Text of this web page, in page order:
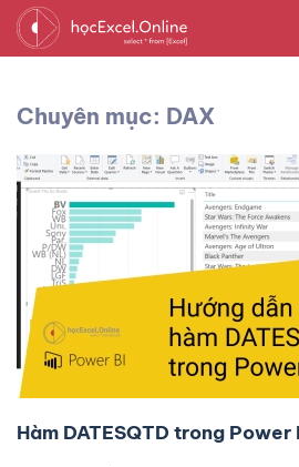
Chuyên mục: DAX
Hàm DATESQTD trong Power